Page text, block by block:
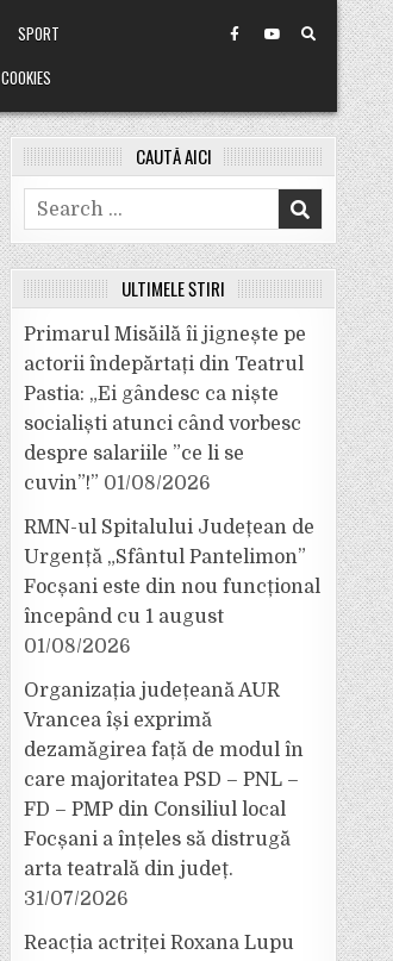
SPORT
COOKIES
CAUTĂ AICI
Search
for:
ULTIMELE ȘTIRI
Primarul Misăilă îi jignește pe
actorii îndepărtați din Teatrul
Pastia: „Ei gândesc ca niște
socialiști atunci când vorbesc
despre salariile ”ce li se
cuvin”!” 01/08/2026
RMN-ul Spitalului Județean de
Urgență „Sfântul Pantelimon”
Focșani este din nou funcțional
începând cu 1 august
01/08/2026
Organizația județeană AUR
Vrancea își exprimă
dezamăgirea față de modul în
care majoritatea PSD – PNL –
FD – PMP din Consiliul local
Focșani a înțeles să distrugă
arta teatrală din județ.
31/07/2026
Reacția actriței Roxana Lupu